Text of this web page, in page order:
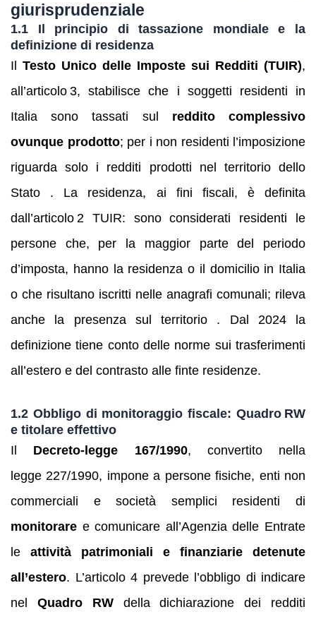
giurisprudenziale
1.1 Il principio di tassazione mondiale e la
definizione di residenza
Il Testo Unico delle Imposte sui Redditi (TUIR),
all’articolo 3, stabilisce che i soggetti residenti in
Italia sono tassati sul reddito complessivo
ovunque prodotto; per i non residenti l’imposizione
riguarda solo i redditi prodotti nel territorio dello
Stato . La residenza, ai fini fiscali, è definita
dall’articolo 2 TUIR: sono considerati residenti le
persone che, per la maggior parte del periodo
d’imposta, hanno la residenza o il domicilio in Italia
o che risultano iscritti nelle anagrafi comunali; rileva
anche la presenza sul territorio . Dal 2024 la
definizione tiene conto delle norme sui trasferimenti
all’estero e del contrasto alle finte residenze.
1.2 Obbligo di monitoraggio fiscale: Quadro RW
e titolare effettivo
Il Decreto-legge 167/1990, convertito nella
legge 227/1990, impone a persone fisiche, enti non
commerciali e società semplici residenti di
monitorare e comunicare all’Agenzia delle Entrate
le attività patrimoniali e finanziarie detenute
all’estero. L’articolo 4 prevede l’obbligo di indicare
nel Quadro RWdella dichiarazione dei redditi